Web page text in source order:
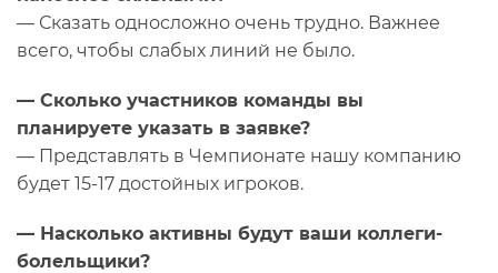
— Сказать односложно очень трудно. Важнее
всего, чтобы слабых линий не было.
— Сколько участников команды вы
планируете указать в заявке?
— Представлять в Чемпионате нашу компанию
будет 15-17 достойных игроков.
— Насколько активны будут ваши коллеги-
болельщики?